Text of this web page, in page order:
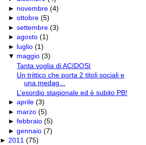
► novembre (4)
►ottobre (5)
►settembre (3)
►agosto (1)
► luglio (1)
▼ maggio (3)
Tanta voglia di ACIDOSI
Un trittico che porta 2 titoli sociali e
una medag...
L’esordio stagionale ed è subito PB!
►aprile (3)
► marzo (5)
►febbraio (5)
►gennaio (7)
►2011 (75)